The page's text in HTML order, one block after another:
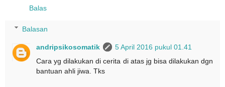
Balas
Balasan
andripsikosomatik
5 April 2016 pukul 01.41
Cara yg dilakukan di cerita di atas jg bisa dilakukan dgn
bantuan ahli jiwa. Tks